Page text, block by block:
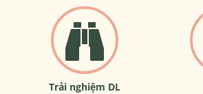
Trải nghiệm DL